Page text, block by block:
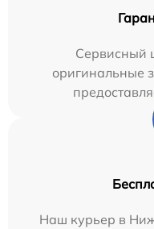
Сервисный
оригинальные
Наш курьер в